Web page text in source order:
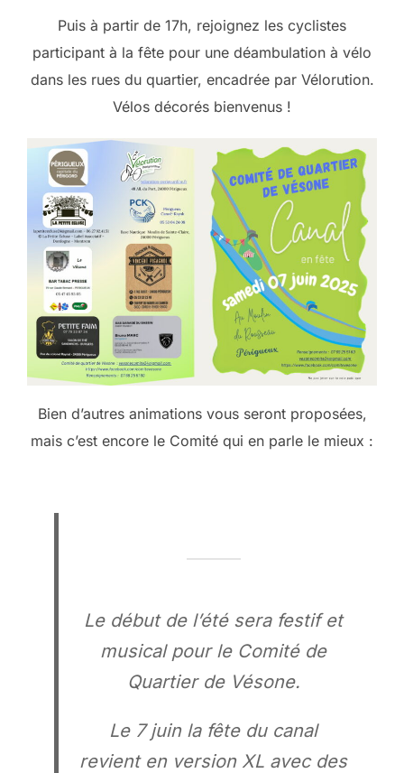
Puis à partir de 17h, rejoignez les cyclistes
participant à la fête pour une déambulation à vélo
dans les rues du quartier, encadrée par Vélorution.
Vélos décorés bienvenus !
Bien d’autres animations vous seront proposées,
mais c’est encore le Comité qui en parle le mieux :
Le début de l’été sera festif et
musical pour le Comité de
Quartier de Vésone.
Le 7 juin la fête du canal
revient en version XL avec des